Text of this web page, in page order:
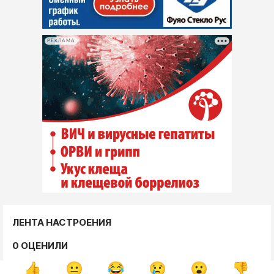
РЕКЛАМА
ЛЕНТА НАСТРОЕНИЯ
0 ОЦЕНИЛИ